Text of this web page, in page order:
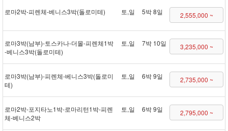
로마 2박 - 피렌체 - 베니스 3박(돌로미테) 토,일 5박 8일 2,555,000 ~
로마 3박(남부) - 토스카나 - 더몰 - 피렌체 1박
- 베니스 3박(돌로미테)
토,일 7박 10일 3,235,000 ~
로마 3박(남부) - 피렌체 - 베니스 3박(돌로미
테)
토,일 6박 9일 2,735,000 ~
로마 2박 - 포지타노 1박 - 로마리턴 1박 - 피렌
체 - 베니스 2박
토,일 6박 9일 2,795,000 ~